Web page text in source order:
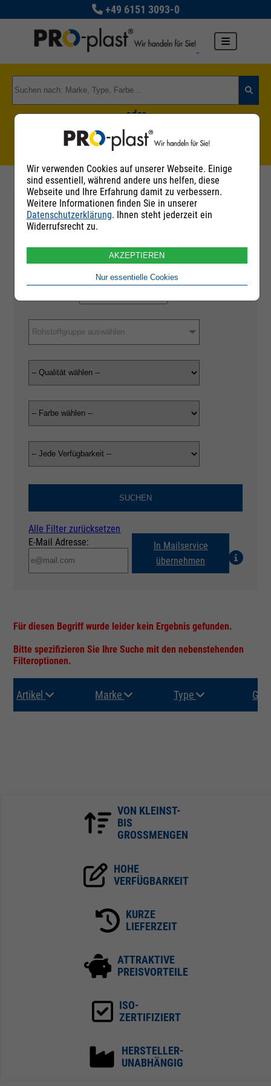
+49 6151 3093-0
oder
Zu den Rohstoffgruppen
Filter
Rohstoffgruppe auswählen
SUCHEN
Alle Filter zurücksetzen
E-Mail Adresse:
In Mailservice
übernehmen
Für diesen Begriff wurde leider kein Ergebnis gefunden.
Bitte spezifizieren Sie Ihre Suche mit den nebenstehenden
Filteroptionen.
Artikel Marke Type
VON KLEINST-
BIS
GROSSMENGEN
HOHE
VERFÜGBARKEIT
KURZE
LIEFERZEIT
ATTRAKTIVE
PREISVORTEILE
ISO-
ZERTIFIZIERT
HERSTELLER-
UNABHÄNGIG
Wir verwenden Cookies auf unserer Webseite. Einige
sind essentiell, während andere uns helfen, diese
Webseite und Ihre Erfahrung damit zu verbessern.
Weitere Informationen finden Sie in unserer
Datenschutzerklärung. Ihnen steht jederzeit ein
Widerrufsrecht zu.
AKZEPTIEREN
Nur essentielle Cookies